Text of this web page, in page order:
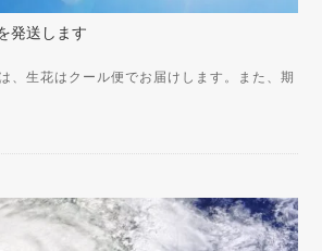
発送します
、生花はクール便でお届けします。また、期